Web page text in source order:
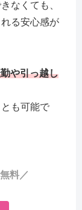
なくても、
る安心感が
や引っ越し
も可能で
料／